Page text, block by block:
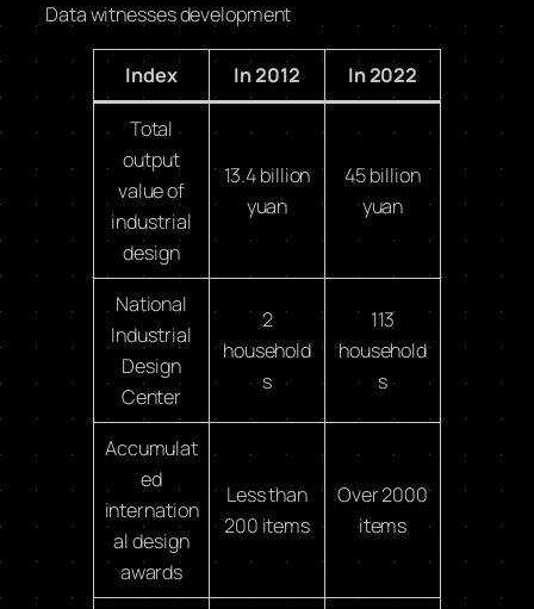
Data witnesses development
Index In 2012 In 2022
Total
output
value of
industrial
design
13.4 billion
yuan
45 billion
yuan
National
Industrial
Design
Center
2
household
s
113
household
s
Accumulat
ed
internation
al design
awards
Less than
200 items
Over 2000
items